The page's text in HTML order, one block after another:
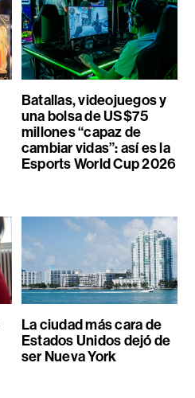
Batallas, videojuegos y
una bolsa de US$75
millones “capaz de
cambiar vidas”: así es la
Esports World Cup 2026
La ciudad más cara de
Estados Unidos dejó de
ser Nueva York